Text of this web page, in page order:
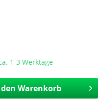
1-3 Werktage
Warenkorb